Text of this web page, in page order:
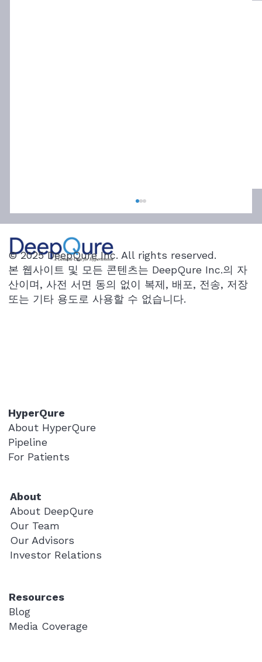
길 찾았다
"혈압 수치를 보고서도 잘못 본 줄 알고 한참을
봤습니다." 얼마 전 서울대병원 의료진에게 도착
한 한 통의 문자메시지다. 집에서 혈압을 측정한
50대 고혈압 환자는 믿기지 않는 숫자 앞에서
한동안 혈압계를 내려놓지 못했다. 혈압계 화면
© 2025 DeepQure Inc. All rights reserved.
본 웹사이트 및 모든 콘텐츠는 DeepQure Inc.의 자
산이며, 사전 서면 동의 없이 복제, 배포, 전송, 저장
또는 기타 용도로 사용할 수 없습니다.
HyperQure
About HyperQure
Pipeline
For Patients
Resources
Blog
Media Coverage
About
About DeepQure
Our Team
Our Advisors
Investor Relations